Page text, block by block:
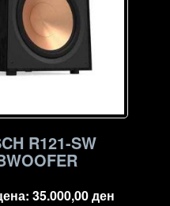
R121-SW
35.000,00ден